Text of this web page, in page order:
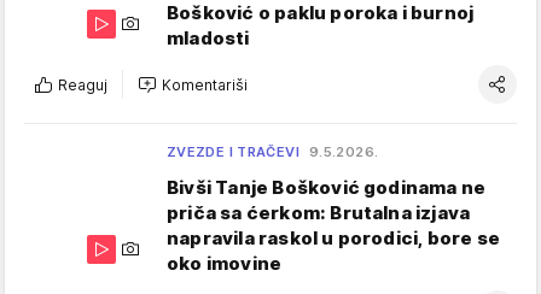
Bošković o paklu poroka i burnoj
mladosti
Reaguj Komentariši
ZVEZDE I TRAČEVI 9.5.2026.
Bivši Tanje Bošković godinama ne
priča sa ćerkom: Brutalna izjava
napravila raskol u porodici, bore se
oko imovine